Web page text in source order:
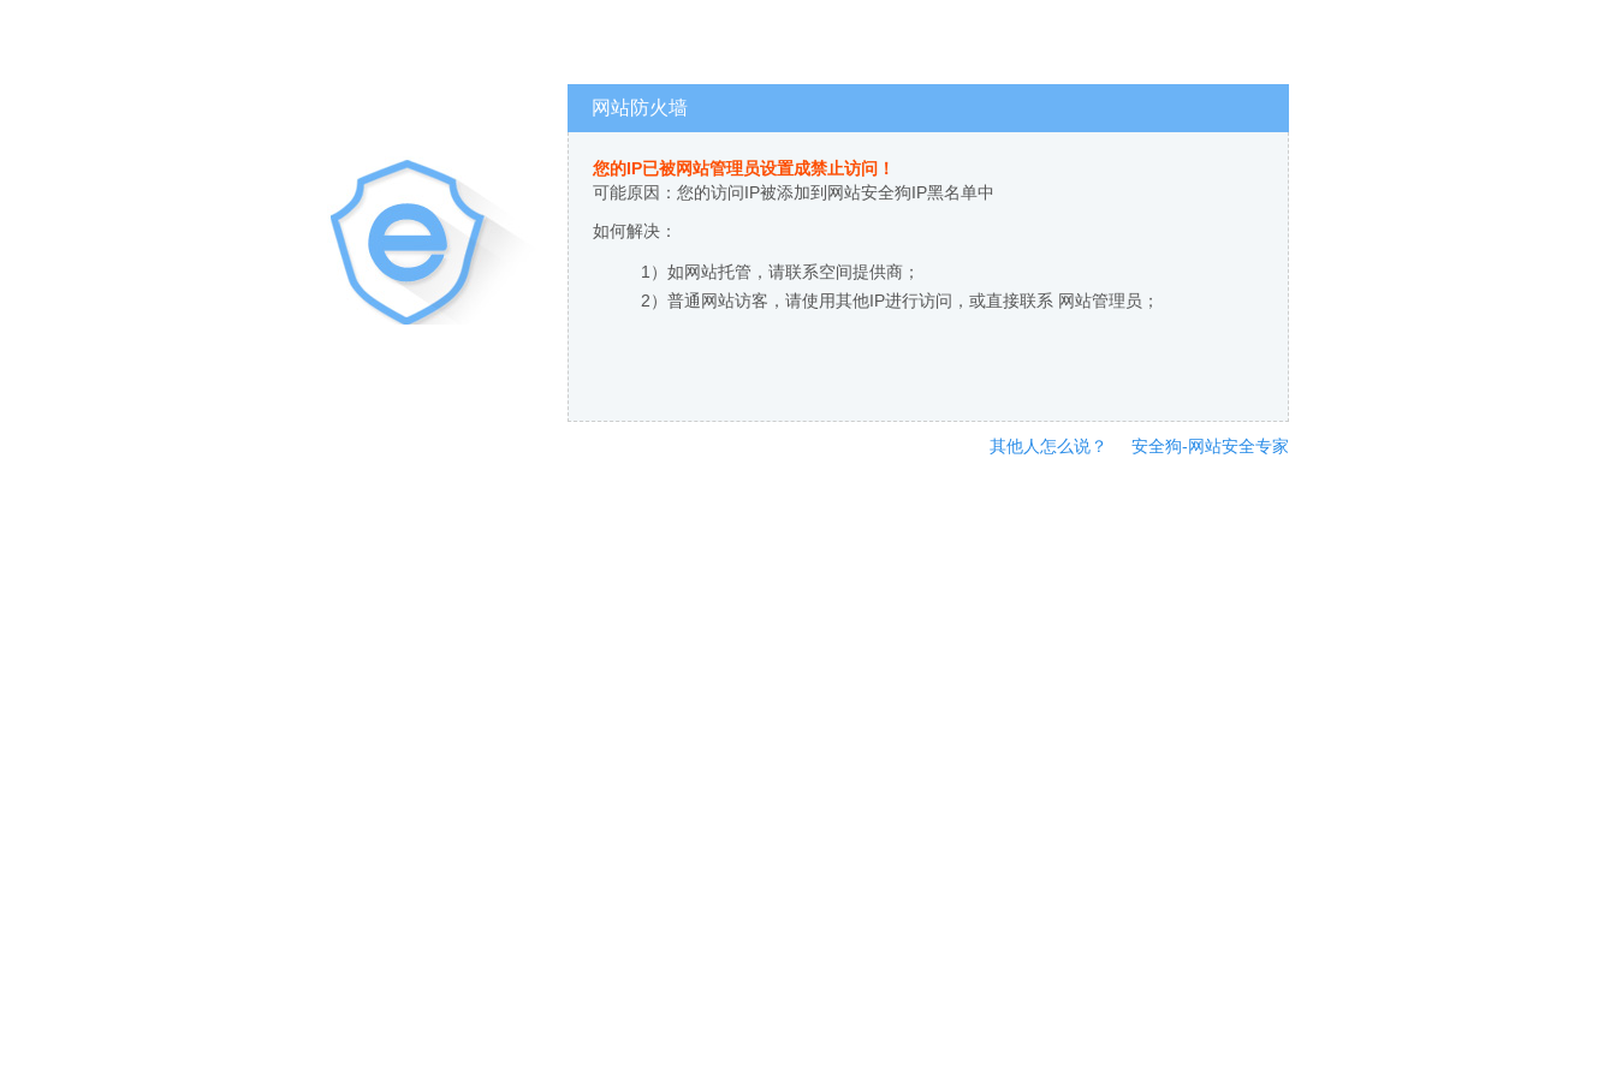
网站防火墙
您的IP已被网站管理员设置成禁止访问！
可能原因：您的访问IP被添加到网站安全狗IP黑名单中
如何解决：
1）如网站托管，请联系空间提供商；
2）普通网站访客，请使用其他IP进行访问，或直接联系 网站管理员；
其他人怎么说？ 安全狗-网站安全专家